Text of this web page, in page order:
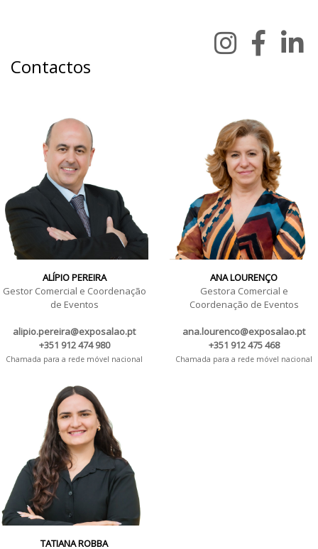
Contactos
ALÍPIO PEREIRA
Gestor Comercial e Coordenação
de Eventos
alipio.pereira@exposalao.pt
+351 912 474 980
Chamada para a rede móvel nacional
ANA LOURENÇO
Gestora Comercial e
Coordenação de Eventos
ana.lourenco@exposalao.pt
+351 912 475 468
Chamada para a rede móvel nacional
TATIANA ROBBA